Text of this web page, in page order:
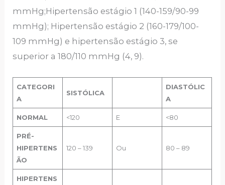
mmHg;Hipertensão estágio 1 (140-159/90-99
mmHg); Hipertensão estágio 2 (160-179/100-
109 mmHg) e hipertensão estágio 3, se
superior a 180/110 mmHg (4, 9).
CATEGORI
A
SISTÓLICA
DIASTÓLIC
A
NORMAL <120 E <80
PRÉ-
HIPERTENS
ÃO
120 – 139 Ou 80 – 89
HIPERTENS